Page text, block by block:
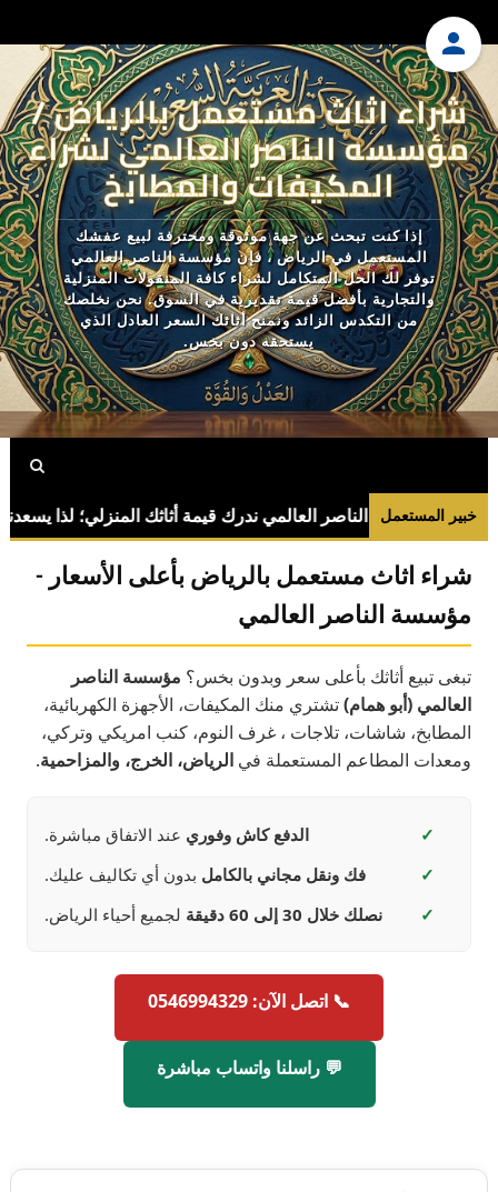
شراء اثاث مستعمل بالرياض /
مؤسسه الناصر العالمي لشراء
المكيفات والمطابخ
إذا كنت تبحث عن جهة موثوقة ومحترفة لبيع عفشك
المستعمل في الرياض ، فإن مؤسسة الناصر العالمي
توفر لك الحل المتكامل لشراء كافة المنقولات المنزلية
والتجارية بأفضل قيمة تقديرية في السوق. نحن نخلصك
من التكدس الزائد ونمنح أثاثك السعر العادل الذي
يستحقه دون بخس.
خبير المستعمل
شراء اثاث مستعمل بالرياض بأعلى الأسعار -
مؤسسة الناصر العالمي
تبغى تبيع أثاثك بأعلى سعر وبدون بخس؟ مؤسسة الناصر
العالمي (أبو همام)تشتري منك المكيفات، الأجهزة الكهربائية،
المطابخ، شاشات، تلاجات ، غرف النوم، كنب امريكي وتركي،
ومعدات المطاعم المستعملة في الرياض، الخرج، والمزاحمية.
✓ الدفع كاش وفوري عند الاتفاق مباشرة.
✓
فك ونقل مجاني بالكامل بدون أي تكاليف عليك.
✓
نصلك خلال 30 إلى 60 دقيقة لجميع أحياء الرياض.
📞 اتصل الآن: 0546994329
💬 راسلنا واتساب مباشرة